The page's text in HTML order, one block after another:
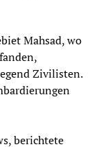
Mahsad, wo
Zivilisten.
berichtete